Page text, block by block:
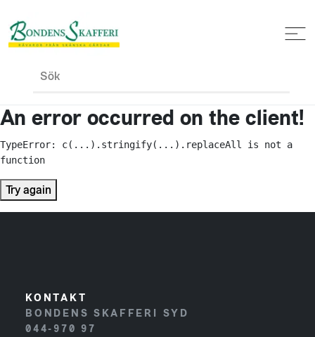
Sök
An error occurred on the client!
TypeError: c(...).stringify(...).replaceAll is not a
function
Try again
KONTAKT
BONDENS SKAFFERI SYD
044-970 97